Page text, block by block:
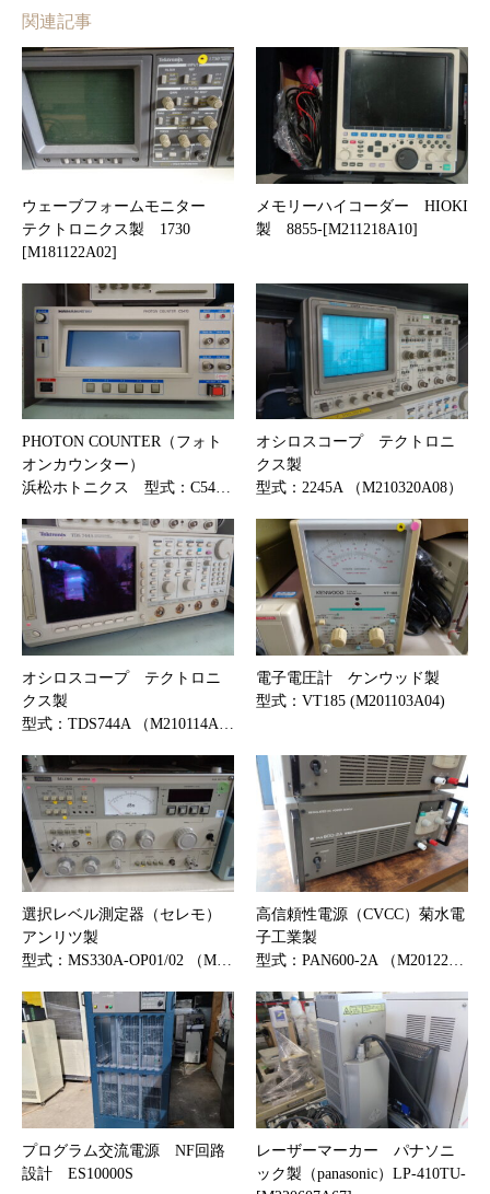
関連記事
ウェーブフォームモニター
テクトロニクス製 1730
[M181122A02]
メモリーハイコーダー HIOKI
製 8855-[M211218A10]
PHOTON COUNTER（フォト
オンカウンター）
浜松ホトニクス 型式：C54…
オシロスコープ テクトロニ
クス製
型式：2245A （M210320A08）
オシロスコープ テクトロニ
クス製
型式：TDS744A （M210114A…
電子電圧計 ケンウッド製
型式：VT185 (M201103A04)
選択レベル測定器（セレモ）
アンリツ製
型式：MS330A-OP01/02 （M…
高信頼性電源（CVCC）菊水電
子工業製
型式：PAN600-2A （M20122…
プログラム交流電源 NF回路
設計 ES10000S
レーザーマーカー パナソニ
ック製（panasonic）LP-410TU-